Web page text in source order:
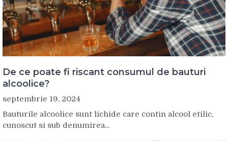
De ce poate fi riscant consumul de bauturi
alcoolice?
septembrie 19, 2024
Bauturile alcoolice sunt lichide care contin alcool etilic,
cunoscut si sub denumirea...